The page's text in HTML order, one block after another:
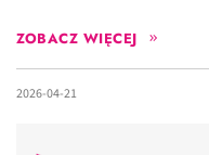
ZOBACZ WIĘCEJ
2026-04-21